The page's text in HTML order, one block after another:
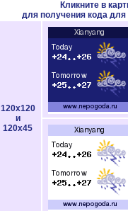
Кликните в
для получения кода
120x120
и
120x45